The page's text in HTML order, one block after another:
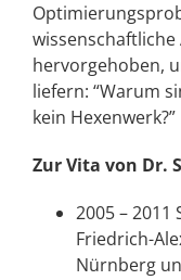
wissenschaftliche
hervorgehoben,
liefern: “Warum
kein Hexenwerk?”
Zur Vita von Dr.
2005 –
Friedrich-
Nürnberg